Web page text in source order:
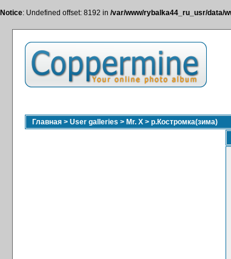
Notice: Undefined offset: 8192 in /var/www/rybalka44_ru_usr/data/
Главная > User galleries > Mr. X > р.Костромка(зима)